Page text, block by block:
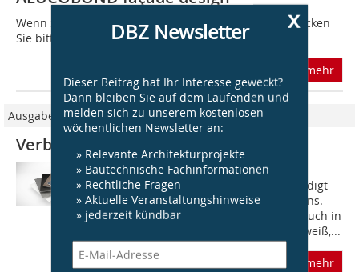
x
DBZ Newsletter
Dieser Beitrag hat Ihr Interesse geweckt?
Dann bleiben Sie auf dem Laufenden und
melden sich zu unserem kostenlosen
wöchentlichen Newsletter an:
» Relevante Architekturprojekte
» Bautechnische Fachinformationen
» Rechtliche Fragen
» Aktuelle Veranstaltungshinweise
» jederzeit kündbar
Wenn Sie nicht automatisch weitergeleitet werden, klicken
Sie bitte hier...
mehr
Ausgabe 05/2021
Verbundplatte in neuen Farben
Eine neue Variante der Prefabond
Aluminium-Verbundplatte vervollständigt
das Komplettsystem des Unternehmens.
Denn nun gibt es die Verbundplatte auch in
den Farben Anthrazit, Schwarz, Prefaweiß,...
mehr